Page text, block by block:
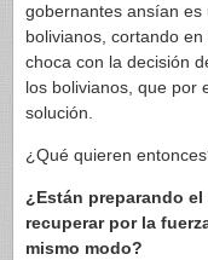
gobernantes ansían
bolivianos, cortando
choca con la decisión
los bolivianos, que por
solución.
¿Qué quieren
¿Están preparando
recuperar por la
mismo modo?